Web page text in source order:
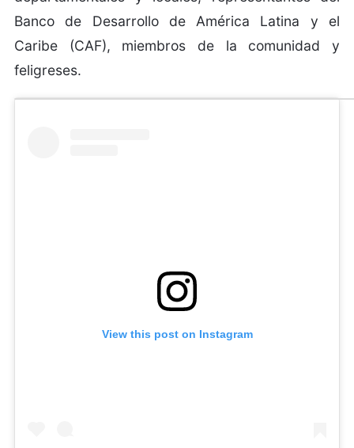
Banco de Desarrollo de América Latina y el
Caribe (CAF), miembros de la comunidad y
feligreses.
View this post on Instagram